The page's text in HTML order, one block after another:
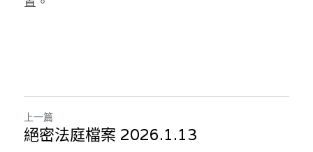
上一篇
絕密法庭檔案 2026.1.13